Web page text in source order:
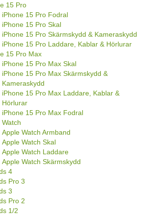
15 Pro
iPhone 15 Pro Fodral
iPhone 15 Pro Skal
iPhone 15 Pro Skärmskydd & Kameraskydd
iPhone 15 Pro Laddare, Kablar & Hörlurar
15 Pro Max
iPhone 15 Pro Max Skal
iPhone 15 Pro Max Skärmskydd &
Kameraskydd
iPhone 15 Pro Max Laddare, Kablar &
Hörlurar
iPhone 15 Pro Max Fodral
Apple Watch Armband
Apple Watch Skal
Apple Watch Laddare
Apple Watch Skärmskydd
4
Pro 3
3
Pro 2
1/2